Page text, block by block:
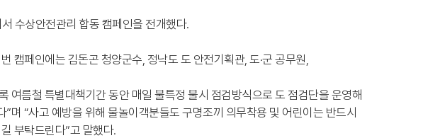
수상안전관리 합동 캠페인을 전개했다.
캠페인에는 김돈곤 청양군수, 정낙도 도 안전기획관, 도·군 공무원,
여름철 특별대책기간 동안 매일 불특정 불시 점검방식으로 도 점검단을 운영해
며 “사고 예방을 위해 물놀이객분들도 구명조끼 의무착용 및 어린이는 반드시
부탁드린다”고 말했다.